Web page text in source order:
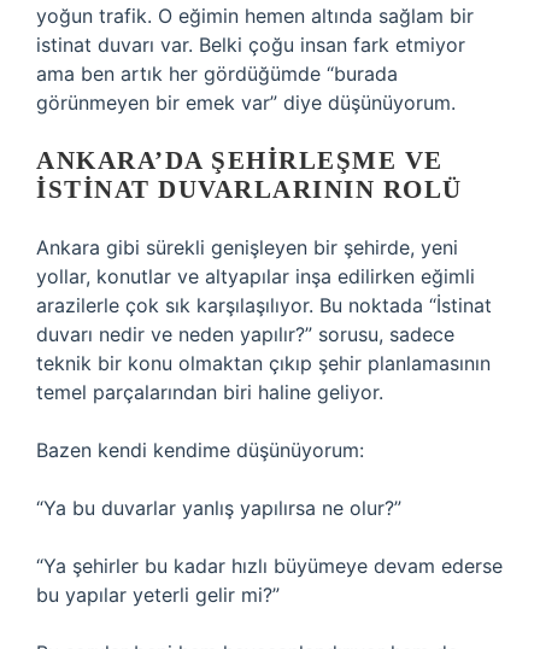
yoğun trafik. O eğimin hemen altında sağlam bir
istinat duvarı var. Belki çoğu insan fark etmiyor
ama ben artık her gördüğümde “burada
görünmeyen bir emek var” diye düşünüyorum.
ANKARA’DA ŞEHIRLEŞME VE
ISTINAT DUVARLARININ ROLÜ
Ankara gibi sürekli genişleyen bir şehirde, yeni
yollar, konutlar ve altyapılar inşa edilirken eğimli
arazilerle çok sık karşılaşılıyor. Bu noktada “İstinat
duvarı nedir ve neden yapılır?” sorusu, sadece
teknik bir konu olmaktan çıkıp şehir planlamasının
temel parçalarından biri haline geliyor.
Bazen kendi kendime düşünüyorum:
“Ya bu duvarlar yanlış yapılırsa ne olur?”
“Ya şehirler bu kadar hızlı büyümeye devam ederse
bu yapılar yeterli gelir mi?”